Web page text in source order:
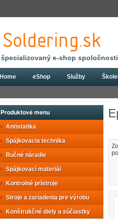
Produktové menu
Antistatika
Spájkovacia technika
Ručné náradie
Spájkovací materiál
Kontrolné prístroje
Stroje a zariadenia pre výrobu
Konštrukčné diely a súčiastky
špecializovaný e-shop spoločnosti
Home eShop Služby